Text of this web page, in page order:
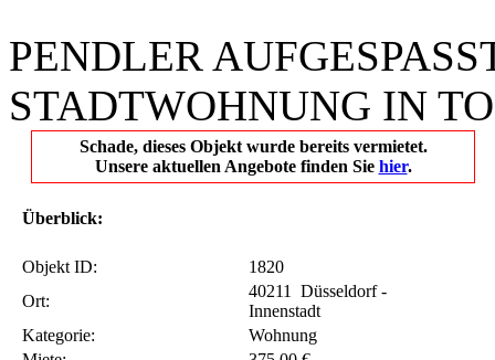
Impressum
PENDLER
STADTWOHNUNG IN
Schade, dieses Objekt wurde bereits vermietet.
Unsere aktuellen Angebote finden Sie